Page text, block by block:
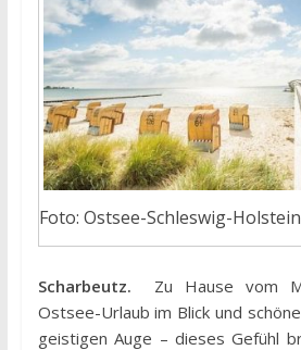
Foto: Ostsee-Schleswig-
Scharbeutz. Zu Hause vom
Ostsee-Urlaub im Blick und
geistigen Auge – dieses Gefühl